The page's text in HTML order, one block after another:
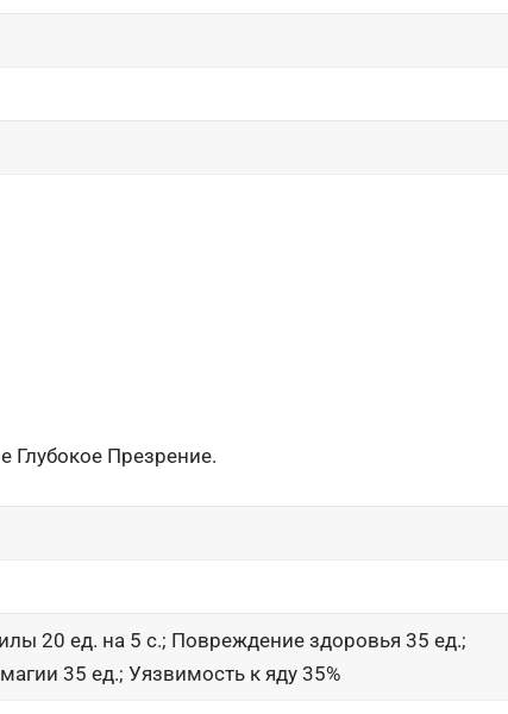
Глубокое Презрение.
20 ед. на 5 с.; Повреждение здоровья 35 ед.;
35 ед.; Уязвимость к яду 35%